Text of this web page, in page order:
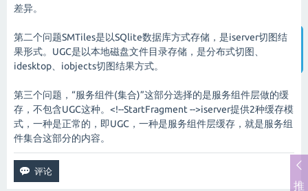
差异。
第二个问题SMTiles是以SQlite数据库方式存储，是iserver切图结
果形式。UGC是以本地磁盘文件目录存储，是分布式切图、
idesktop、iobjects切图结果方式。
第三个问题，“服务组件(集合)”这部分选择的是服务组件层做的缓
存，不包含UGC这种。<!--StartFragment -->iserver提供2种缓存模
式，一种是正常的，即UGC，一种是服务组件层缓存，就是服务组
件集合这部分的内容。